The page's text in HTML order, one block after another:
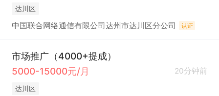
达川区
中国联合网络通信有限公司达州市达川区分公司 认证
市场推广（4000+提成）
5000-15000元/月
20分钟前
达川区